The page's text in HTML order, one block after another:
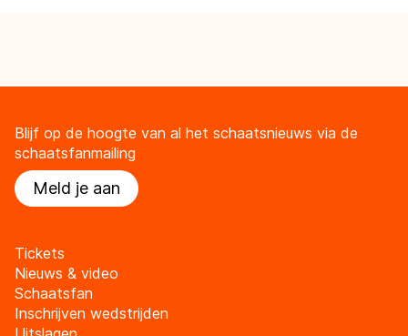
Blijf op de hoogte van al het schaatsnieuws via de
schaatsfanmailing
Meld je aan
Tickets
Nieuws & video
Schaatsfan
Inschrijven wedstrijden